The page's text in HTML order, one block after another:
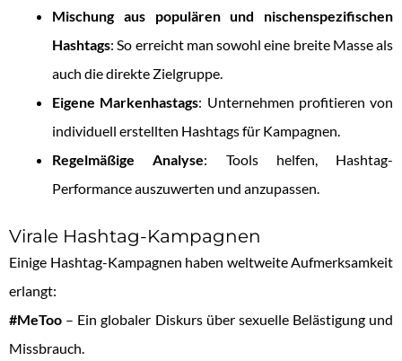
Mischung aus populären und nischenspezifischen
Hashtags: So erreicht man sowohl eine breite Masse als
auch die direkte Zielgruppe.
Eigene Markenhastags: Unternehmen profitieren von
individuell erstellten Hashtags für Kampagnen.
Regelmäßige Analyse: Tools helfen, Hashtag-
Performance auszuwerten und anzupassen.
Virale Hashtag-Kampagnen
Einige Hashtag-Kampagnen haben weltweite Aufmerksamkeit
erlangt:
#MeToo – Ein globaler Diskurs über sexuelle Belästigung und
Missbrauch.